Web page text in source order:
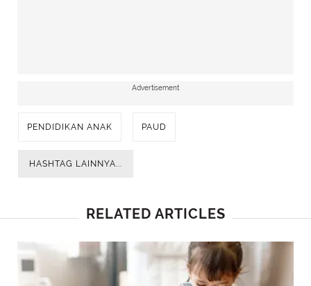
Advertisement
PENDIDIKAN ANAK PAUD
HASHTAG LAINNYA...
RELATED ARTICLES